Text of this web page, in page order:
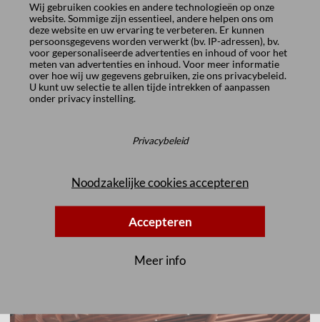
Wij gebruiken cookies en andere technologieën op onze
website. Sommige zijn essentieel, andere helpen ons om
deze website en uw ervaring te verbeteren. Er kunnen
persoonsgegevens worden verwerkt (bv. IP-adressen), bv.
voor gepersonaliseerde advertenties en inhoud of voor het
meten van advertenties en inhoud. Voor meer informatie
over hoe wij uw gegevens gebruiken, zie ons privacybeleid.
U kunt uw selectie te allen tijde intrekken of aanpassen
onder privacy instelling.
Privacybeleid
Noodzakelijke cookies accepteren
Accepteren
Meer info
LVR-Kulturzentrum Abtei Brauweiler,
Pulheim, Duitsland
Ooit een abdij, nu een cultureel centrum: in het kader van een
voor evenementen en concerten, werd ook de bestoeling